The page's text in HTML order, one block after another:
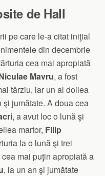
de Hall
pe care le-a citat iniţial
din decembrie
cea mai apropiată
Mavru, a fost
târziu, iar un al doilea
jumătate. A doua cea
, a avut loc o lună şi
martor, Filip
la o lună şi trei
mai puţin apropiată a
, la un an şi jumătate